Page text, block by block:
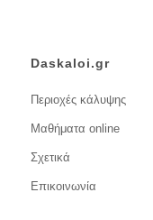
Daskaloi.gr
Περιοχές κάλυψης
Μαθήματα online
Σχετικά
Επικοινωνία